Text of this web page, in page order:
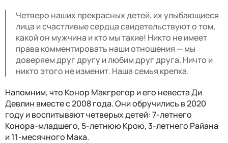
Четверо наших прекрасных детей, их улыбающиеся
лица и счастливые сердца свидетельствуют о том,
какой он мужчина и кто мы такие! Никто не имеет
права комментировать наши отношения — мы
доверяем друг другу и любим друг друга. Ничто и
никто этого не изменит. Наша семья крепка.
Напомним, что Конор Макгрегор и его невеста Ди
Девлин вместе с 2008 года. Они обручились в 2020
году и воспитывают четверых детей: 7-летнего
Конора-младшего, 5-летнюю Крою, 3-летнего Райана
и 11-месячного Мака.